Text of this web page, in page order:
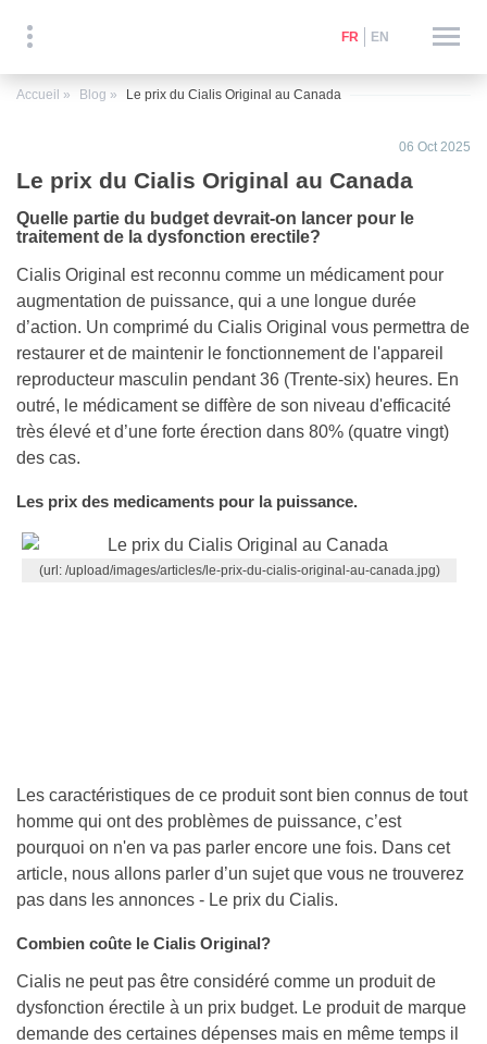
FR EN
Accueil Blog Le prix du Cialis Original au Canada
06 Oct 2025
Le prix du Cialis Original au Canada
Quelle partie du budget devrait-on lancer pour le
traitement de la dysfonction erectile?
Cialis Original est reconnu comme un médicament pour
augmentation de puissance, qui a une longue durée
d’action. Un comprimé du Cialis Original vous permettra de
restaurer et de maintenir le fonctionnement de l'appareil
reproducteur masculin pendant 36 (Trente-six) heures. En
outré, le médicament se diffère de son niveau d'efficacité
très élevé et d’une forte érection dans 80% (quatre vingt)
des cas.
Les prix des medicaments pour la puissance.
Les caractéristiques de ce produit sont bien connus de tout
homme qui ont des problèmes de puissance, c’est
pourquoi on n'en va pas parler encore une fois. Dans cet
article, nous allons parler d’un sujet que vous ne trouverez
pas dans les annonces - Le prix du Cialis.
Combien coûte le Cialis Original?
Cialis ne peut pas être considéré comme un produit de
dysfonction érectile à un prix budget. Le produit de marque
demande des certaines dépenses mais en même temps il